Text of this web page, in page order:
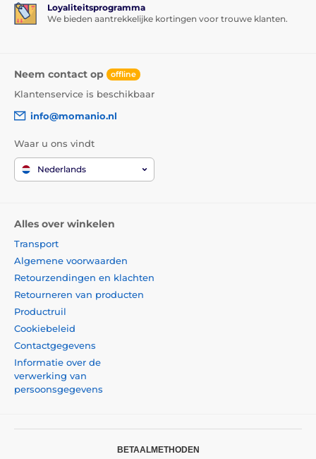
Loyaliteitsprogramma
We bieden aantrekkelijke kortingen voor trouwe klanten.
Neem contact op offline
Klantenservice is beschikbaar
info@momanio.nl
Waar u ons vindt
Nederlands
Alles over winkelen
Transport
Algemene voorwaarden
Retourzendingen en klachten
Retourneren van producten
Productruil
Cookiebeleid
Contactgegevens
Informatie over de
verwerking van
persoonsgegevens
BETAALMETHODEN